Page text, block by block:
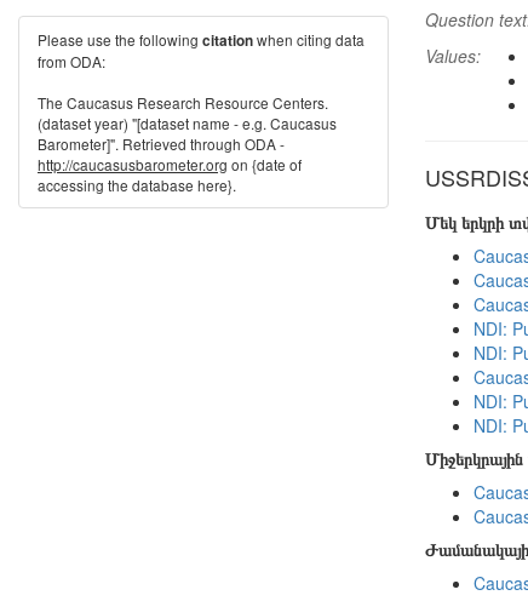
Question
Values:
Մեկ երկրի
NDI:
NDI:
NDI:
NDI:
Please use the following citationwhen citing data
from ODA:
The Caucasus Research Resource Centers.
(dataset year) "[dataset name - e.g. Caucasus
Barometer]". Retrieved through ODA -
http://caucasusbarometer.org on {date of
accessing the database here}.